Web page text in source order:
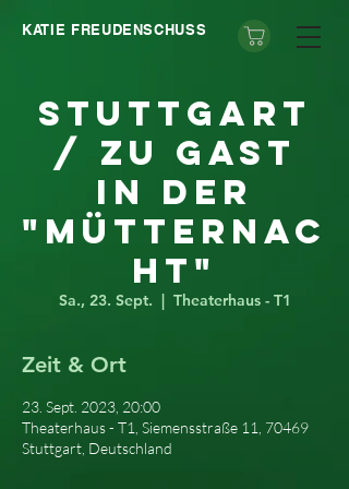
KATIE FREUDENSCHUSS
Stuttgart
/ Zu Gast
in der
"Mütternac
ht"
Sa., 23. Sept.
  |
Theaterhaus - T1
Zeit & Ort
23. Sept. 2023, 20:00
Theaterhaus - T1, Siemensstraße 11, 70469
Stuttgart, Deutschland